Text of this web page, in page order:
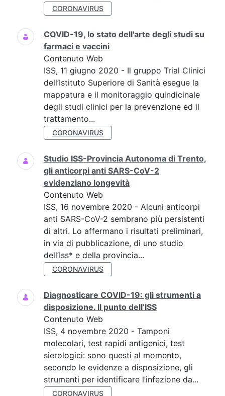
CORONAVIRUS
COVID-19, lo stato dell'arte degli studi su
farmaci e vaccini
Contenuto Web
ISS, 11 giugno 2020 - Il gruppo Trial Clinici
dell’Istituto Superiore di Sanità esegue la
mappatura e il monitoraggio quindicinale
degli studi clinici per la prevenzione ed il
trattamento...
CORONAVIRUS
Studio ISS-Provincia Autonoma di Trento,
gli anticorpi anti SARS-CoV-2
evidenziano longevità
Contenuto Web
ISS, 16 novembre 2020 - Alcuni anticorpi
anti SARS-CoV-2 sembrano più persistenti
di altri. Lo affermano i risultati preliminari,
in via di pubblicazione, di uno studio
dell’Iss* e della provincia...
CORONAVIRUS
Diagnosticare COVID-19: gli strumenti a
disposizione. Il punto dell’ISS
Contenuto Web
ISS, 4 novembre 2020 - Tamponi
molecolari, test rapidi antigenici, test
sierologici: sono questi al momento,
secondo le evidenze a disposizione, gli
strumenti per identificare l’infezione da...
CORONAVIRUS